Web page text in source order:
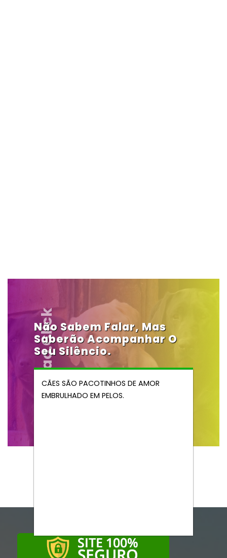
Vendocao.click
Não Sabem Falar, Mas
Saberão Acompanhar O
Seu Silêncio.
CÃES SÃO PACOTINHOS DE AMOR
EMBRULHADO EM PELOS.